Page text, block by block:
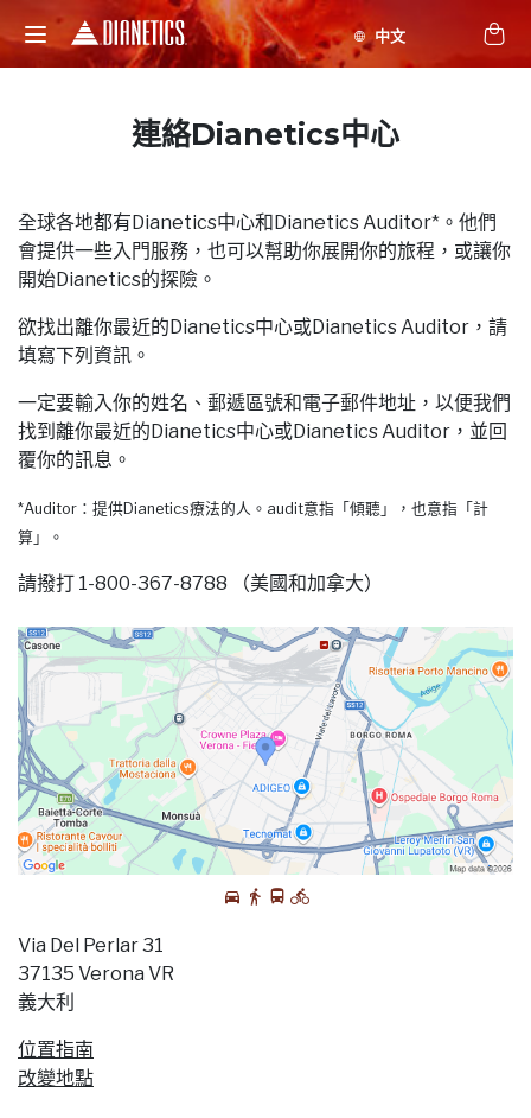
連絡Dianetics中心
全球各地都有Dianetics中心和Dianetics Auditor*。他們
會提供一些入門服務，也可以幫助你展開你的旅程，或讓你
開始Dianetics的探險。
欲找出離你最近的Dianetics中心或Dianetics Auditor，請
填寫下列資訊。
一定要輸入你的姓名、郵遞區號和電子郵件地址，以便我們
找到離你最近的Dianetics中心或Dianetics Auditor，並回
覆你的訊息。
*Auditor：提供Dianetics療法的人。audit意指「傾聽」，也意指「計
算」。
請撥打 1-800-367-8788 （美國和加拿大）
Via Del Perlar 31
37135 Verona VR
義大利
位置指南
改變地點